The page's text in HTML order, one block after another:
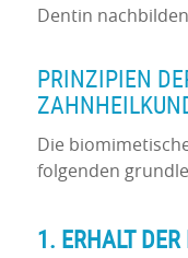
Dentin
PRINZIPIEN
Die
folgenden
1. ERHALT